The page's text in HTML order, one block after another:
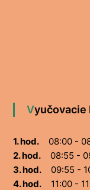
1. hod.08:00 -
2. hod.08:55 -
3. hod.09:55 -
4. hod.11:00 -